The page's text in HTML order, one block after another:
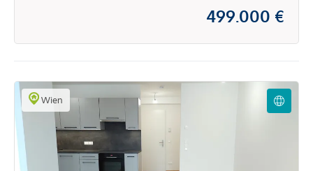
499.000 €
Wien